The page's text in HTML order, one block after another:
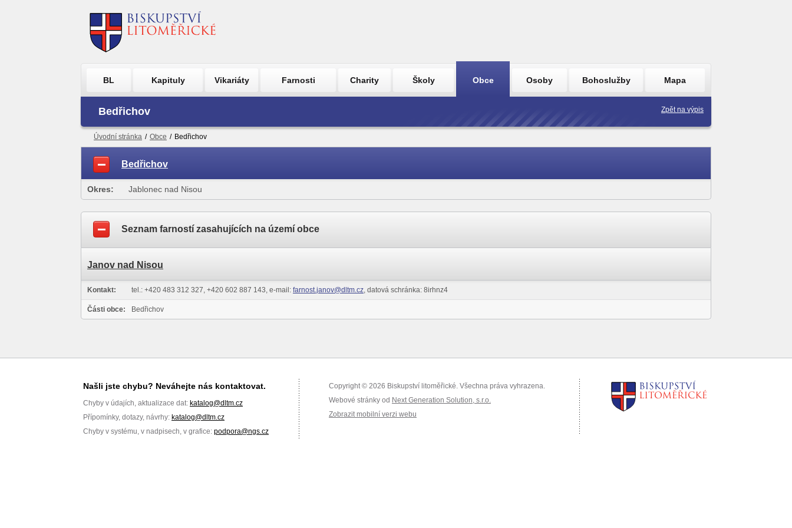
BL Kapituly Vikariáty Farnosti Charity Školy Obce Osoby Bohoslužby Mapa
Bedřichov Zpět na výpis
Úvodní stránka / Obce / Bedřichov
Bedřichov
Okres: Jablonec nad Nisou
Seznam farností zasahujících na území obce
Janov nad Nisou
Kontakt: tel.: +420 483 312 327, +420 602 887 143, e-mail: farnost.janov@dltm.cz, datová schránka: 8irhnz4
Části obce: Bedřichov
Našli jste chybu? Neváhejte nás kontaktovat.
Chyby v údajích, aktualizace dat: katalog@dltm.cz
Přípomínky, dotazy, návrhy: katalog@dltm.cz
Chyby v systému, v nadpisech, v grafice: podpora@ngs.cz
Copyright © 2026 Biskupství litoměřické. Všechna práva vyhrazena.
Webové stránky od Next Generation Solution, s.r.o.
Zobrazit mobilní verzi webu